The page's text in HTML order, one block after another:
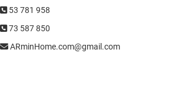
53 781 958
73 587 850
ARminHome.com@gmail.com